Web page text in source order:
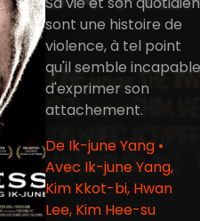
sont une histoire de
violence, à tel point
qu'il semble incapable
d'exprimer son
attachement.
De Ik-june Yang •
Avec Ik-june Yang,
Kim Kkot-bi, Hwan
Lee, Kim Hee-su